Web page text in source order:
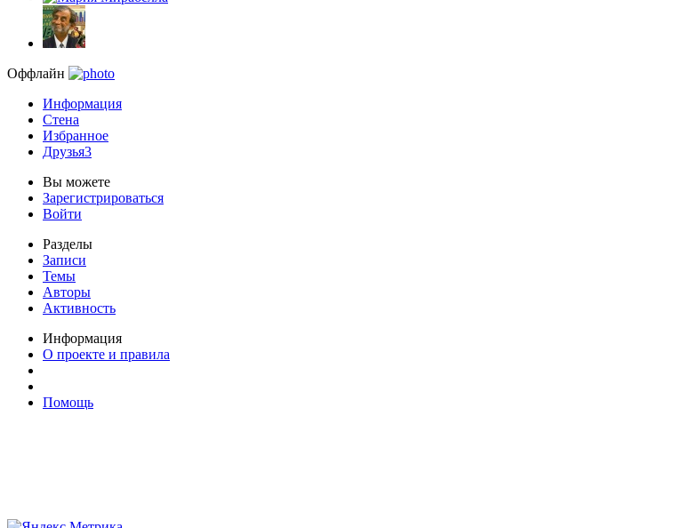
Оффлайн
Информация
Стена
Избранное
Друзья3
Вы можете
Зарегистрироваться
Войти
Разделы
Записи
Темы
Авторы
Активность
Информация
О проекте и правила
Помощь